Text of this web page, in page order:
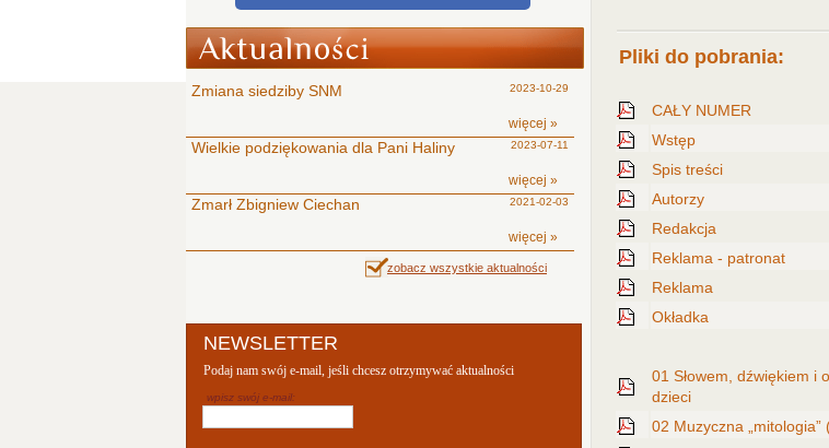
Zmiana siedziby SNM 2023-10-29
więcej »
Wielkie podziękowania dla Pani Haliny 2023-07-11
więcej »
Zmarł Zbigniew Ciechan 2021-02-03
więcej »
zobacz wszystkie aktualności
NEWSLETTER
Podaj nam swój e-mail, jeśli chcesz otrzymywać aktualności
wpisz swój e-mail:
Pliki do pobrania:
CAŁY NUMER
Wstęp
Spis treści
Autorzy
Redakcja
Reklama - patronat
Reklama
Okładka
01 Słowem, dźwiękiem i
dzieci
02 Muzyczna